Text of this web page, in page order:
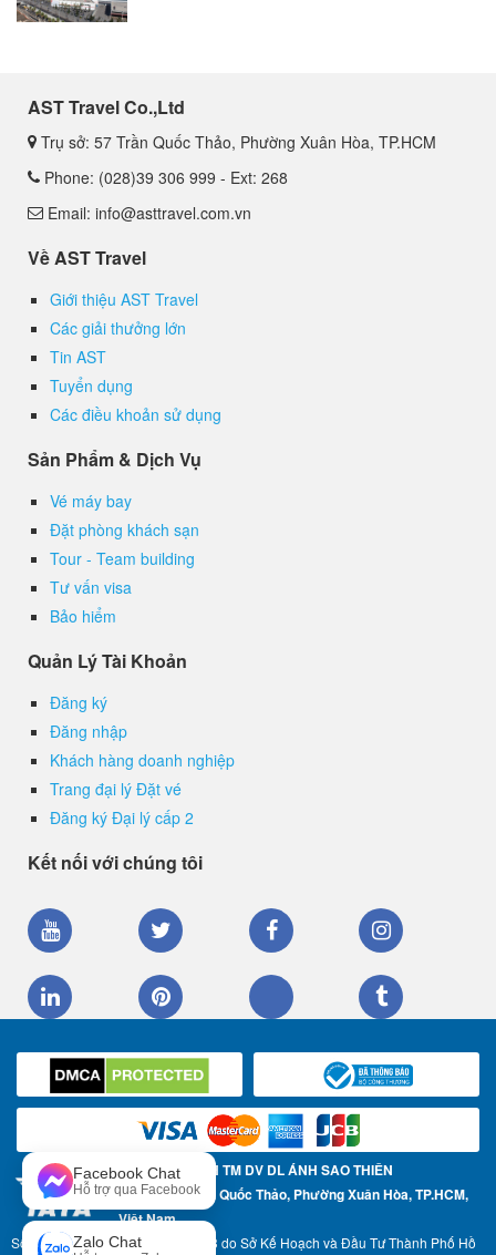
AST Travel Co.,Ltd
Trụ sở: 57 Trần Quốc Thảo, Phường Xuân Hòa, TP.HCM
Phone: (028)39 306 999 - Ext: 268
Email: info@asttravel.com.vn
Về AST Travel
Giới thiệu AST Travel
Các giải thưởng lớn
Tin AST
Tuyển dụng
Các điều khoản sử dụng
Sản Phẩm & Dịch Vụ
Vé máy bay
Đặt phòng khách sạn
Tour - Team building
Tư vấn visa
Bảo hiểm
Quản Lý Tài Khoản
Đăng ký
Đăng nhập
Khách hàng doanh nghiệp
Trang đại lý Đặt vé
Đăng ký Đại lý cấp 2
Kết nối với chúng tôi
CÔNG TY TNHH TM DV DL ÁNH SAO THIÊN
Địa chỉ: 57 Trần Quốc Thảo, Phường Xuân Hòa, TP.HCM,
Việt Nam
Số Giấy phép ĐKKD: 0304967783 do Sở Kế Hoạch và Đầu Tư Thành Phố Hồ
Facebook Chat
Hỗ trợ qua Facebook
Zalo Chat